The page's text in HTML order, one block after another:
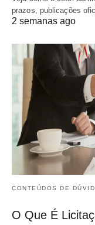
prazos, publicações
2 semanas ago
CONTEÚDOS DE
O Que É